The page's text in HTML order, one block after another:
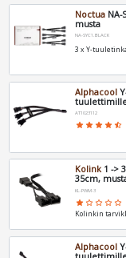
Noctua NA-
musta
NA-SYC1.BLACK
3 x Y-
Alphacool
AT1023112
star star star star star_half
Kolink1 ->
35cm,
KL-PWM-3
star star_border star_border star_border star_border
Kolinkin
Alphacool